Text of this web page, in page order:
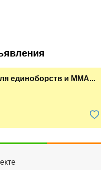
единоборств и MMA...